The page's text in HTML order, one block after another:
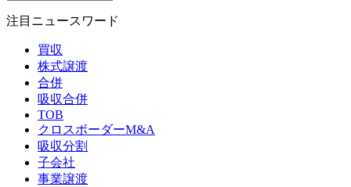
注目ニュースワード
買収
株式譲渡
合併
吸収合併
TOB
クロスボーダーM&A
吸収分割
子会社
事業譲渡